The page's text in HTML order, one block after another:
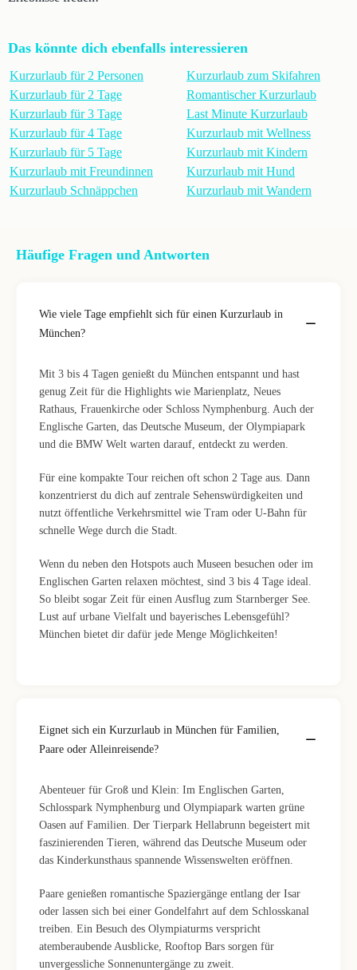
Das könnte dich ebenfalls interessieren
Kurzurlaub für 2 Personen
Kurzurlaub für 2 Tage
Kurzurlaub für 3 Tage
Kurzurlaub für 4 Tage
Kurzurlaub für 5 Tage
Kurzurlaub mit Freundinnen
Kurzurlaub Schnäppchen
Kurzurlaub zum Skifahren
Romantischer Kurzurlaub
Last Minute Kurzurlaub
Kurzurlaub mit Wellness
Kurzurlaub mit Kindern
Kurzurlaub mit Hund
Kurzurlaub mit Wandern
Häufige Fragen und Antworten
Wie viele Tage empfiehlt sich für einen Kurzurlaub in
München?
Mit 3 bis 4 Tagen genießt du München entspannt und hast
genug Zeit für die Highlights wie Marienplatz, Neues
Rathaus, Frauenkirche oder Schloss Nymphenburg. Auch der
Englische Garten, das Deutsche Museum, der Olympiapark
und die BMW Welt warten darauf, entdeckt zu werden.
Für eine kompakte Tour reichen oft schon 2 Tage aus. Dann
konzentrierst du dich auf zentrale Sehenswürdigkeiten und
nutzt öffentliche Verkehrsmittel wie Tram oder U-Bahn für
schnelle Wege durch die Stadt.
Wenn du neben den Hotspots auch Museen besuchen oder im
Englischen Garten relaxen möchtest, sind 3 bis 4 Tage ideal.
So bleibt sogar Zeit für einen Ausflug zum Starnberger See.
Lust auf urbane Vielfalt und bayerisches Lebensgefühl?
München bietet dir dafür jede Menge Möglichkeiten!
Eignet sich ein Kurzurlaub in München für Familien,
Paare oder Alleinreisende?
Abenteuer für Groß und Klein: Im Englischen Garten,
Schlosspark Nymphenburg und Olympiapark warten grüne
Oasen auf Familien. Der Tierpark Hellabrunn begeistert mit
faszinierenden Tieren, während das Deutsche Museum oder
das Kinderkunsthaus spannende Wissenswelten eröffnen.
Paare genießen romantische Spaziergänge entlang der Isar
oder lassen sich bei einer Gondelfahrt auf dem Schlosskanal
treiben. Ein Besuch des Olympiaturms verspricht
atemberaubende Ausblicke, Rooftop Bars sorgen für
unvergessliche Sonnenuntergänge zu zweit.